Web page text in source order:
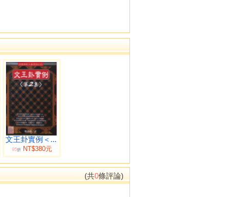
文王卦實例＜...
95折NT$380元
(共0條評論)